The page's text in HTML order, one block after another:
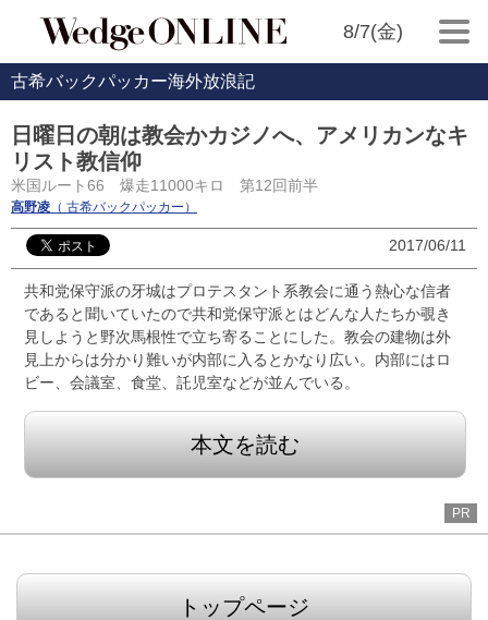
8/7(金)
古希バックパッカー海外放浪記
日曜日の朝は教会かカジノへ、アメリカンなキ
リスト教信仰
米国ルート66 爆走11000キロ 第12回前半
高野凌 （ 古希バックパッカー）
2017/06/11
共和党保守派の牙城はプロテスタント系教会に通う熱心な信者
であると聞いていたので共和党保守派とはどんな人たちか覗き
見しようと野次馬根性で立ち寄ることにした。教会の建物は外
見上からは分かり難いが内部に入るとかなり広い。内部にはロ
ビー、会議室、食堂、託児室などが並んでいる。
本文を読む
PR
トップページ